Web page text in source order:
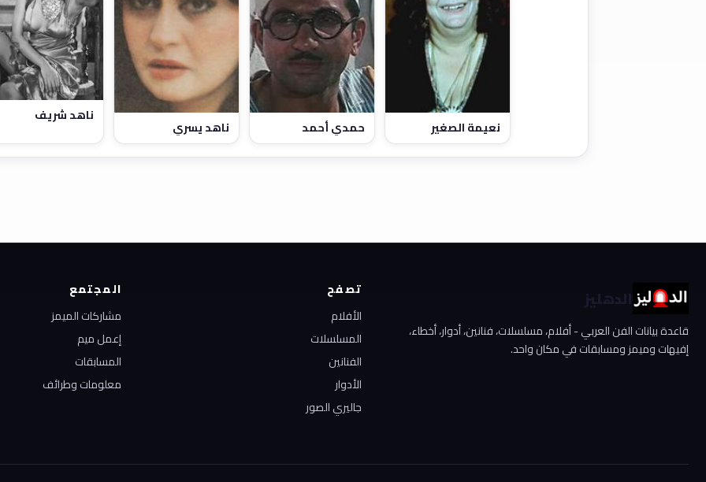
نعيمة الصغير حمدي أحمد ناهد يسري
ناهد شريف
الدهليز
قاعدة بيانات الفن العربي - أفلام، مسلسلات، فنانين، أدوار، أخطاء،
إفيهات وميمز ومسابقات في مكان واحد.
تصفح
الأفلام
المسلسلات
الفنانين
الأدوار
جاليري الصور
المجتمع
مشاركات الميمز
إعمل ميم
المسابقات
معلومات وطرائف